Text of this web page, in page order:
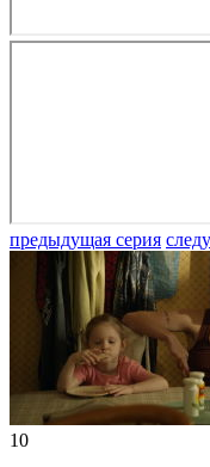
предыдущая серия
10